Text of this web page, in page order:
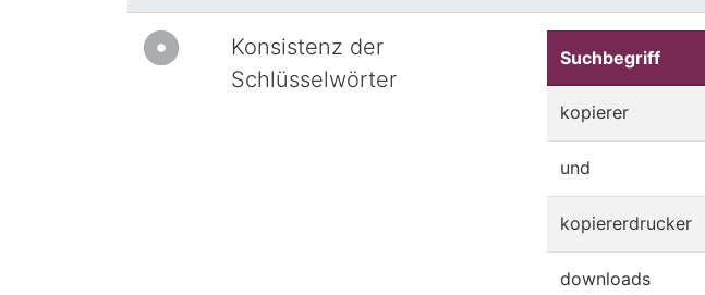
Konsistenz der
Schlüsselwörter
Suchbegriff
kopierer
und
kopiererdrucker
downloads